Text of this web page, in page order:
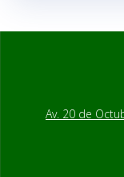
Av. 20 de